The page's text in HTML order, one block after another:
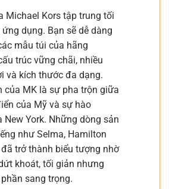
Michael Kors tập trung tối
dụng. Bạn sẽ dễ dàng
mẫu túi của hãng
trúc vững chãi, nhiều
và kích thước đa dạng.
của MK là sự pha trộn giữa
của Mỹ và sự hào
New York. Những dòng sản
như Selma, Hamilton
đã trở thành biểu tượng nhờ
khoát, tối giản nhưng
sang trọng.